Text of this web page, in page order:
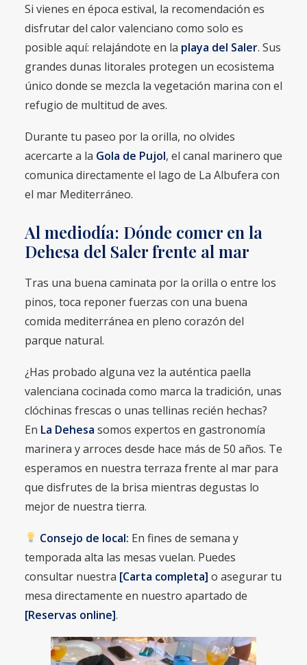
Si vienes en época estival, la recomendación es
disfrutar del calor valenciano como solo es
posible aquí: relajándote en la playa del Saler. Sus
grandes dunas litorales protegen un ecosistema
único donde se mezcla la vegetación marina con el
refugio de multitud de aves.
Durante tu paseo por la orilla, no olvides
acercarte a la Gola de Pujol, el canal marinero que
comunica directamente el lago de La Albufera con
el mar Mediterráneo.
Al mediodía: Dónde comer en la
Dehesa del Saler frente al mar
Tras una buena caminata por la orilla o entre los
pinos, toca reponer fuerzas con una buena
comida mediterránea en pleno corazón del
parque natural.
¿Has probado alguna vez la auténtica paella
valenciana cocinada como marca la tradición, unas
clóchinas frescas o unas tellinas recién hechas?
En La Dehesa somos expertos en gastronomía
marinera y arroces desde hace más de 50 años. Te
esperamos en nuestra terraza frente al mar para
que disfrutes de la brisa mientras degustas lo
mejor de nuestra tierra.
Consejo de local: En fines de semana y
temporada alta las mesas vuelan. Puedes
consultar nuestra [Carta completa] o asegurar tu
mesa directamente en nuestro apartado de
[Reservas online].